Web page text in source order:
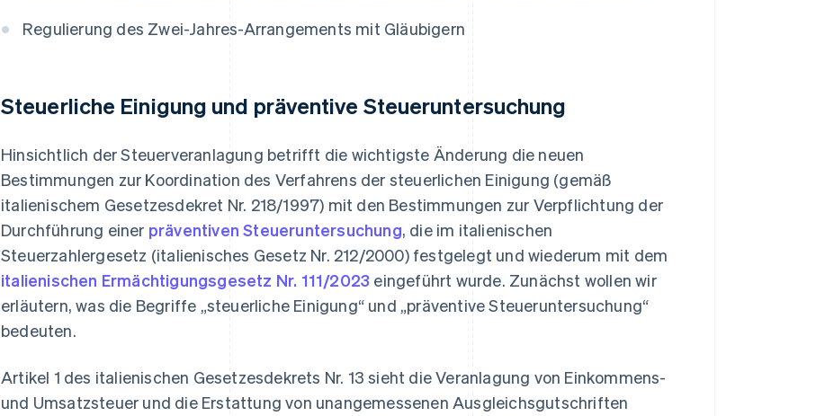
Regulierung des Zwei-Jahres-Arrangements mit Gläubigern
Steuerliche Einigung und präventive Steueruntersuchung
Hinsichtlich der Steuerveranlagung betrifft die wichtigste Änderung die neuen
Bestimmungen zur Koordination des Verfahrens der steuerlichen Einigung (gemäß
italienischem Gesetzesdekret Nr. 218/1997) mit den Bestimmungen zur Verpflichtung der
Durchführung einer präventiven Steueruntersuchung, die im italienischen
Steuerzahlergesetz (italienisches Gesetz Nr. 212/2000) festgelegt und wiederum mit dem
italienischen Ermächtigungsgesetz Nr. 111/2023 eingeführt wurde. Zunächst wollen wir
erläutern, was die Begriffe „steuerliche Einigung“ und „präventive Steueruntersuchung“
bedeuten.
Artikel 1 des italienischen Gesetzesdekrets Nr. 13 sieht die Veranlagung von Einkommens-
und Umsatzsteuer und die Erstattung von unangemessenen Ausgleichsgutschriften